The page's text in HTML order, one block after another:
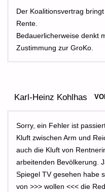
Der Koalitionsvertrag
Rente.
Bedauerlicherweise denkt
Zustimmung zur GroKo.
Karl-Heinz Kohlhas
Sorry, ein Fehler ist
Kluft zwischen Arm und
auch die Kluft von
arbeitenden Bevölkerung.
Spiegel TV gesehen habe
von >>> wollen <<< die